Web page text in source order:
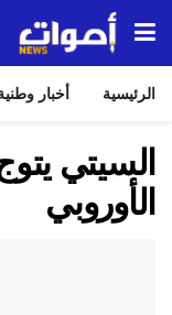
الرئيسية أخبار
السيتي
الأوروبي